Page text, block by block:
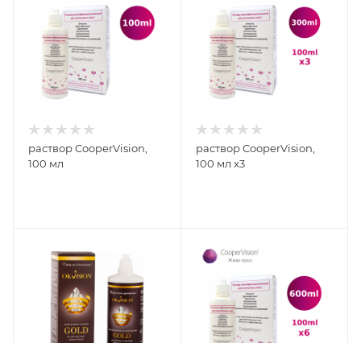
раствор CooperVision,
100 мл
раствор CooperVision,
100 мл x3